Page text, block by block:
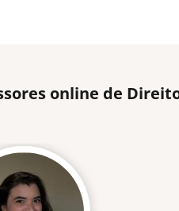
online de